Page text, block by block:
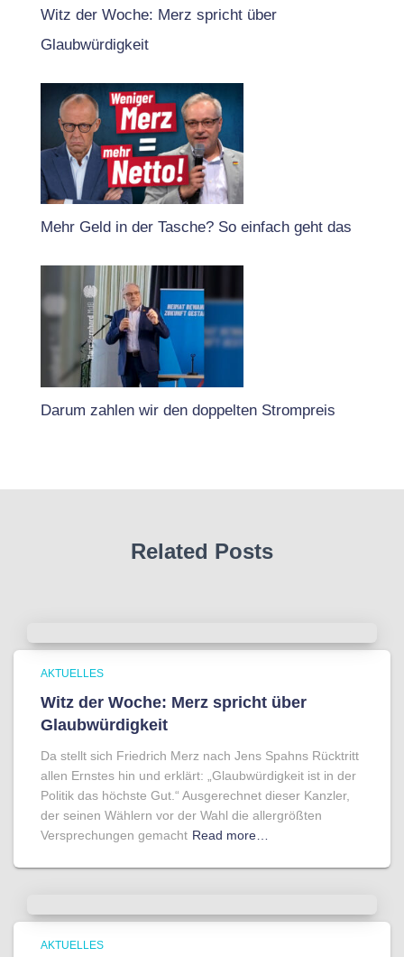
Witz der Woche: Merz spricht über
Glaubwürdigkeit
Mehr Geld in der Tasche? So einfach geht das
Darum zahlen wir den doppelten Strompreis
Related Posts
AKTUELLES
Witz der Woche: Merz spricht über
Glaubwürdigkeit
Da stellt sich Friedrich Merz nach Jens Spahns Rücktritt
allen Ernstes hin und erklärt: „Glaubwürdigkeit ist in der
Politik das höchste Gut.“ Ausgerechnet dieser Kanzler,
der seinen Wählern vor der Wahl die allergrößten
Versprechungen gemacht Read more…
AKTUELLES